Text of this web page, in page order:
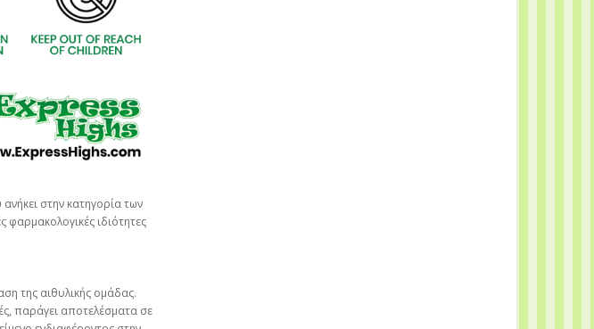
στην κατηγορία των
φαρμακολογικές ιδιότητες
της αιθυλικής ομάδας.
παράγει αποτελέσματα σε